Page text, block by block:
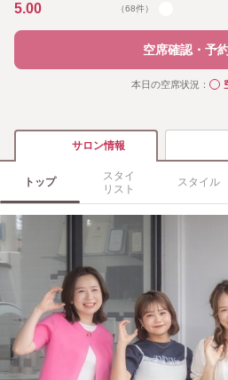
5.00 （68件）
空席確認・予
本日の空席状況：
サロン情報
トップ
スタイ
リスト
スタイル